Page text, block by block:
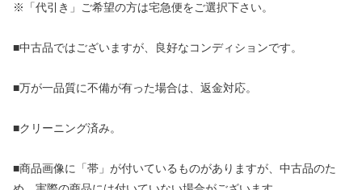
※「代引き」ご希望の方は宅急便をご選択下さい。
■中古品ではございますが、良好なコンディションです。
■万が一品質に不備が有った場合は、返金対応。
■クリーニング済み。
■商品画像に「帯」が付いているものがありますが、中古品のた